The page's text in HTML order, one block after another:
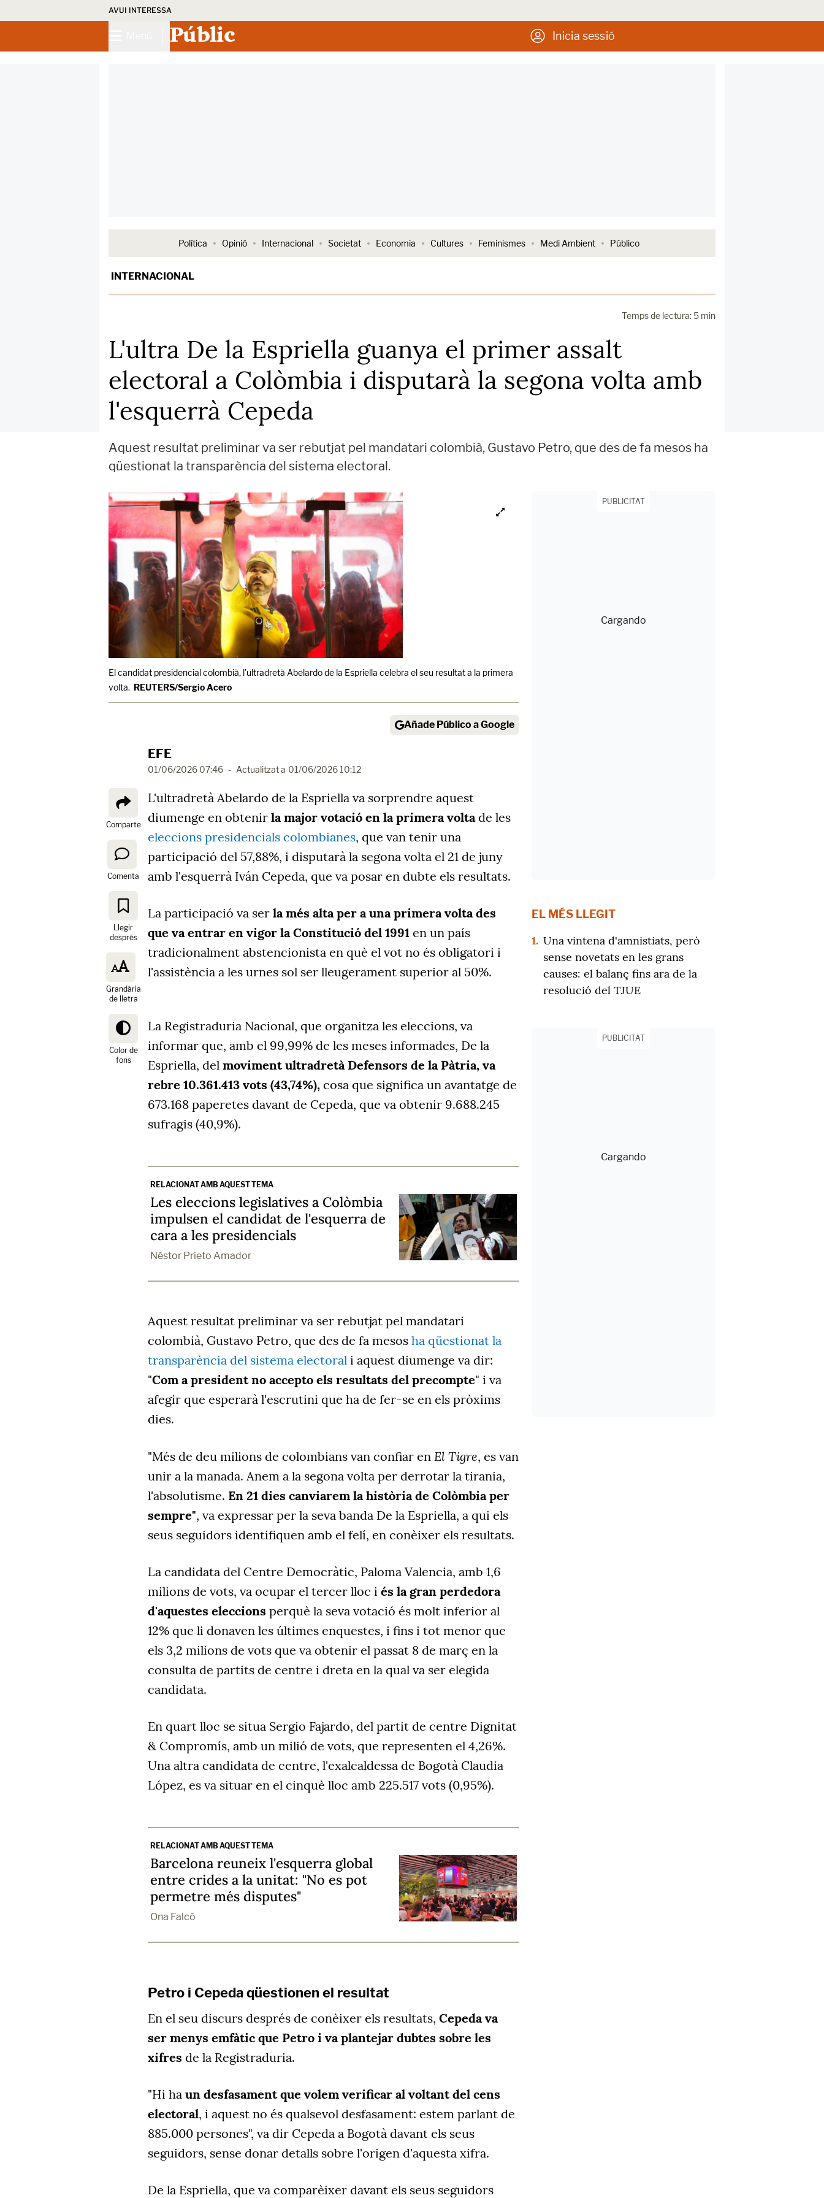
AVUI INTERESSA
Públic Inicia sessió
Política Opinió Internacional Societat Economia Cultures Feminismes Medi Ambient Público
INTERNACIONAL
Temps de lectura: 5 min
L'ultra De la Espriella guanya el primer assalt
electoral a Colòmbia i disputarà la segona volta amb
l'esquerrà Cepeda
Aquest resultat preliminar va ser rebutjat pel mandatari colombià, Gustavo Petro, que des de fa mesos ha
qüestionat la transparència del sistema electoral.
El candidat presidencial colombià, l'ultradretà Abelardo de la Espriella celebra el seu resultat a la primera
volta. REUTERS/Sergio Acero
Añade Público a Google
EFE
01/06/2026 07:46 - Actualitzat a 01/06/2026 10:12
Comparte
Comenta
Llegir
després
Grandària
de lletra
Color de
fons
L'ultradretà Abelardo de la Espriella va sorprendre aquest
diumenge en obtenir la major votació en la primera voltade les
eleccions presidencials colombianes, que van tenir una
participació del 57,88%, i disputarà la segona volta el 21 de juny
amb l'esquerrà Iván Cepeda, que va posar en dubte els resultats.
La participació va ser la més alta per a una primera volta des
que va entrar en vigor la Constitució del 1991 en un país
tradicionalment abstencionista en què el vot no és obligatori i
l'assistència a les urnes sol ser lleugerament superior al 50%.
La Registraduria Nacional, que organitza les eleccions, va
informar que, amb el 99,99% de les meses informades, De la
Espriella, del moviment ultradretà Defensors de la Pàtria, va
rebre 10.361.413 vots (43,74%), cosa que significa un avantatge de
673.168 paperetes davant de Cepeda, que va obtenir 9.688.245
sufragis (40,9%).
RELACIONAT AMB AQUEST TEMA
Les eleccions legislatives a Colòmbia
impulsen el candidat de l'esquerra de
cara a les presidencials
Néstor Prieto Amador
Aquest resultat preliminar va ser rebutjat pel mandatari
colombià, Gustavo Petro, que des de fa mesos ha qüestionat la
transparència del sistema electoral i aquest diumenge va dir:
"Com a president no accepto els resultats del precompte" i va
afegir que esperarà l'escrutini que ha de fer-se en els pròxims
dies.
"Més de deu milions de colombians van confiar en El Tigre, es van
unir a la manada. Anem a la segona volta per derrotar la tirania,
l'absolutisme. En 21 dies canviarem la història de Colòmbia per
sempre", va expressar per la seva banda De la Espriella, a qui els
seus seguidors identifiquen amb el felí, en conèixer els resultats.
La candidata del Centre Democràtic, Paloma Valencia, amb 1,6
milions de vots, va ocupar el tercer lloc i és la gran perdedora
d'aquestes eleccions perquè la seva votació és molt inferior al
12% que li donaven les últimes enquestes, i fins i tot menor que
els 3,2 milions de vots que va obtenir el passat 8 de març en la
consulta de partits de centre i dreta en la qual va ser elegida
candidata.
En quart lloc se situa Sergio Fajardo, del partit de centre Dignitat
& Compromís, amb un milió de vots, que representen el 4,26%.
Una altra candidata de centre, l'exalcaldessa de Bogotà Claudia
López, es va situar en el cinquè lloc amb 225.517 vots (0,95%).
RELACIONAT AMB AQUEST TEMA
Barcelona reuneix l'esquerra global
entre crides a la unitat: "No es pot
permetre més disputes"
Ona Falcó
Petro i Cepeda qüestionen el resultat
En el seu discurs després de conèixer els resultats, Cepeda va
ser menys emfàtic que Petro i va plantejar dubtes sobre les
xifres de la Registraduria.
"Hi ha un desfasament que volem verificar al voltant del cens
electoral, i aquest no és qualsevol desfasament: estem parlant de
885.000 persones", va dir Cepeda a Bogotà davant els seus
seguidors, sense donar detalls sobre l'origen d'aquesta xifra.
De la Espriella, que va comparèixer davant els seus seguidors
PUBLICITAT
EL MÉS LLEGIT
1. Una vintena d'amnistiats, però
sense novetats en les grans
causes: el balanç fins ara de la
resolució del TJUE
PUBLICITAT